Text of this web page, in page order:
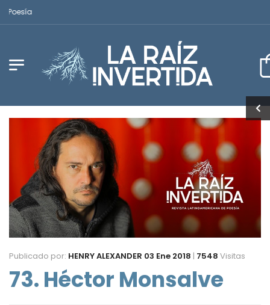
Publicado por: HENRY ALEXANDER 03 Ene 2018 | 7548 Visitas
73. Héctor Monsalve